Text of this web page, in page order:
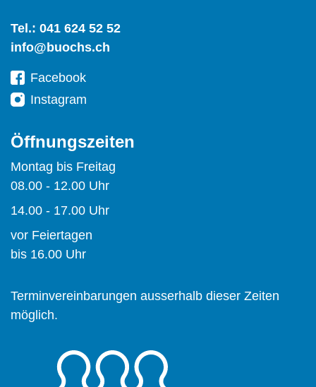
Tel.: 041 624 52 52
info@buochs.ch
Facebook
Instagram
Öffnungszeiten
Montag bis Freitag
08.00 - 12.00 Uhr
14.00 - 17.00 Uhr
vor Feiertagen
bis 16.00 Uhr
Terminvereinbarungen ausserhalb dieser Zeiten
möglich.